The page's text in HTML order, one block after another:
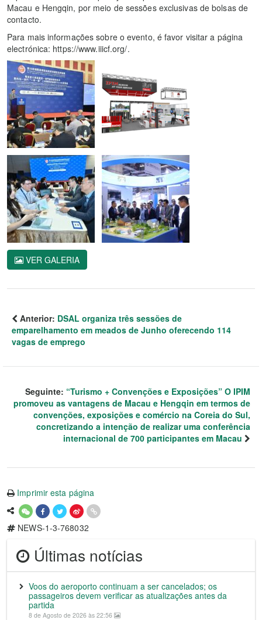
Macau e Hengqin, por meio de sessões exclusivas de bolsas de
contacto.
Para mais informações sobre o evento, é favor visitar a página
electrónica: https://www.iiicf.org/.
VER GALERIA
Anterior: DSAL organiza três sessões de
emparelhamento em meados de Junho oferecendo 114
vagas de emprego
Seguinte: “Turismo + Convenções e Exposições” O IPIM
promoveu as vantagens de Macau e Hengqin em termos de
convenções, exposições e comércio na Coreia do Sul,
concretizando a intenção de realizar uma conferência
internacional de 700 participantes em Macau
Imprimir esta página
NEWS-1-3-768032
Últimas notícias
Voos do aeroporto continuam a ser cancelados; os
passageiros devem verificar as atualizações antes da
partida
8 de Agosto de 2026 às 22:56